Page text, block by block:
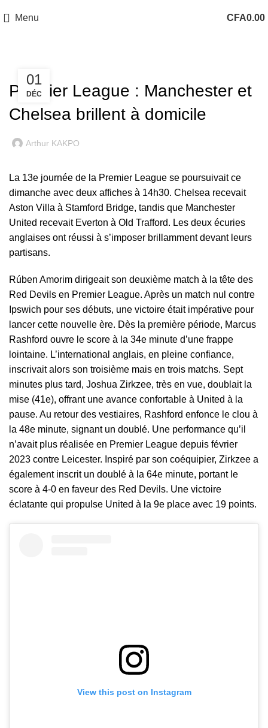
Menu CFA0.00
Premier League : Manchester et
Chelsea brillent à domicile
Arthur KAKPO
01
DÉC
La 13e journée de la Premier League se poursuivait ce
dimanche avec deux affiches à 14h30. Chelsea recevait
Aston Villa à Stamford Bridge, tandis que Manchester
United recevait Everton à Old Trafford. Les deux écuries
anglaises ont réussi à s’imposer brillamment devant leurs
partisans.
Rúben Amorim dirigeait son deuxième match à la tête des
Red Devils en Premier League. Après un match nul contre
Ipswich pour ses débuts, une victoire était impérative pour
lancer cette nouvelle ère. Dès la première période, Marcus
Rashford ouvre le score à la 34e minute d’une frappe
lointaine. L’international anglais, en pleine confiance,
inscrivait alors son troisième mais en trois matchs. Sept
minutes plus tard, Joshua Zirkzee, très en vue, doublait la
mise (41e), offrant une avance confortable à United à la
pause. Au retour des vestiaires, Rashford enfonce le clou à
la 48e minute, signant un doublé. Une performance qu’il
n’avait plus réalisée en Premier League depuis février
2023 contre Leicester. Inspiré par son coéquipier, Zirkzee a
également inscrit un doublé à la 64e minute, portant le
score à 4-0 en faveur des Red Devils. Une victoire
éclatante qui propulse United à la 9e place avec 19 points.
View this post on Instagram